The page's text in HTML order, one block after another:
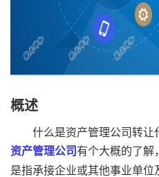
概述
什么是资产管理公司转让
资产管理公司有个大概的了解
是指承接企业或其他事业单